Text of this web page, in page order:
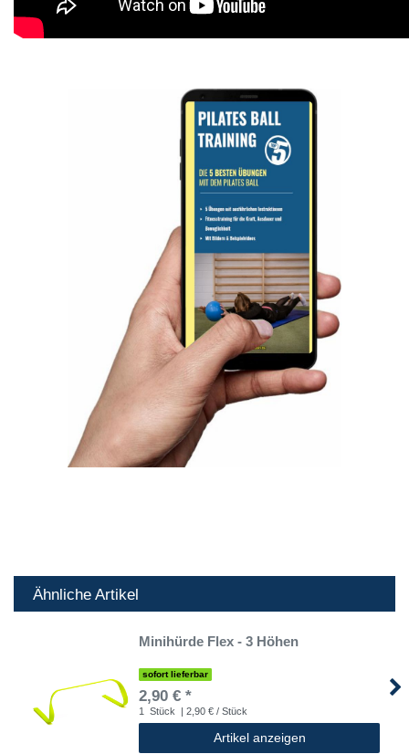
Ähnliche Artikel
Minihürde Flex - 3 Höhen
sofort lieferbar
2,90 € *
1 Stück | 2,90 € / Stück
Artikel anzeigen